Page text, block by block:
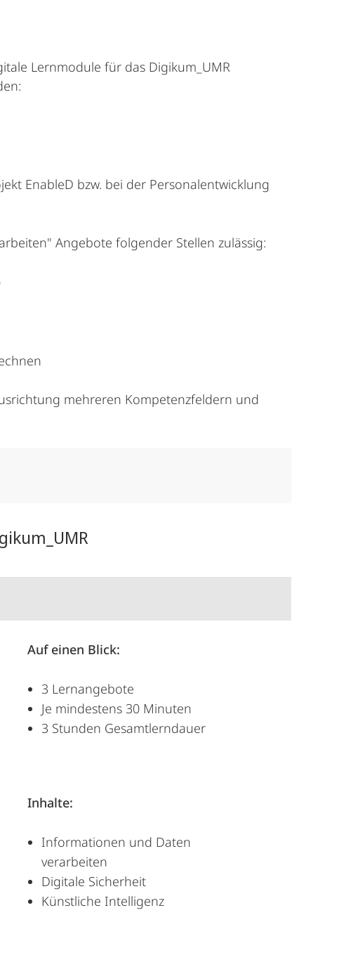
Lernmodule für das Digikum_UMR
EnableD bzw. bei der Personalentwicklung
Angebote folgender Stellen zulässig:
mehreren Kompetenzfeldern und
Auf einen Blick:
3 Lernangebote
Je mindestens 30 Minuten
3 Stunden Gesamtlerndauer
Inhalte:
Informationen und Daten
verarbeiten
Digitale Sicherheit
Künstliche Intelligenz